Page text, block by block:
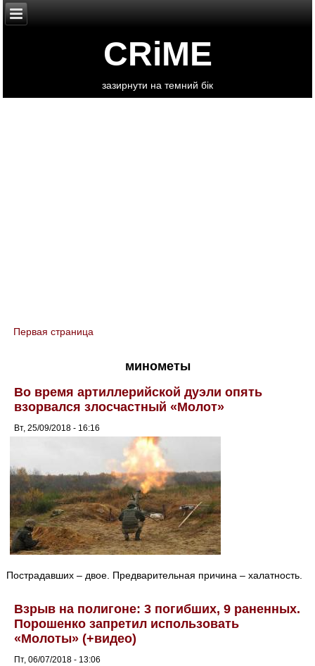
CRiME
зазирнути на темний бік
You are here
Первая страница
минометы
Во время артиллерийской дуэли опять
взорвался злосчастный «Молот»
Вт, 25/09/2018 - 16:16
Пострадавших – двое. Предварительная причина – халатность.
Взрыв на полигоне: 3 погибших, 9 раненных.
Порошенко запретил использовать
«Молоты» (+видео)
Пт, 06/07/2018 - 13:06